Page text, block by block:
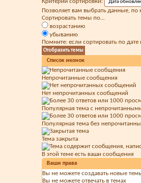
Позволяет вам выбрать данные, по
Сортировать темы по...
возрастанию
убыванию
Помните: если сортировать по
Список иконок
Непрочитанные сообщения
Нет непрочитанных сообщений
Популярная тема с
Популярная тема без
Тема закрыта
В этой теме есть ваши сообщения
Ваши права
Вы не можете создавать новые
Вы не можете отвечать в темах